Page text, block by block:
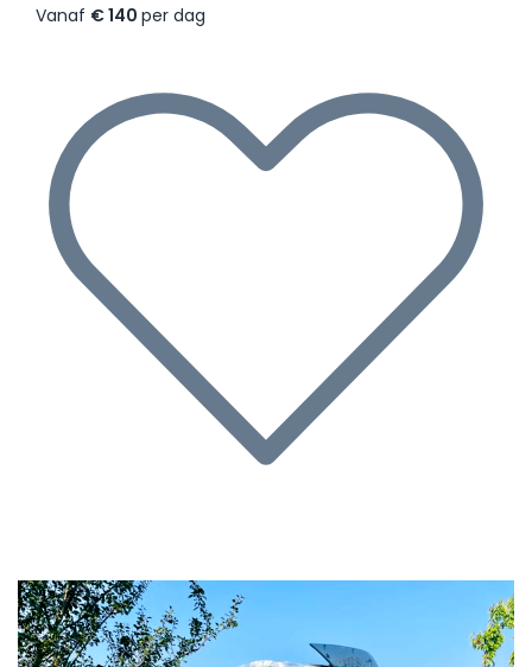
Vanaf € 140 per dag